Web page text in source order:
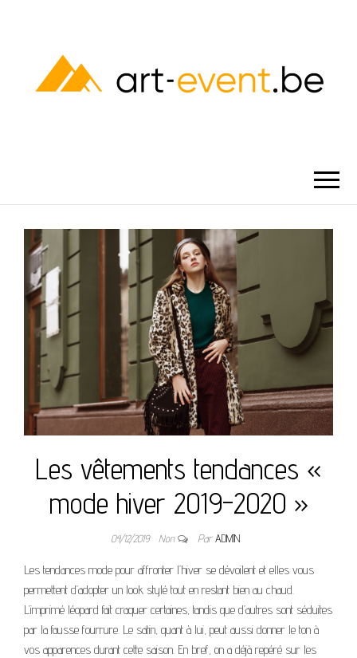
Les vêtements tendances «
mode hiver 2019-2020 »
04/12/2019 Non ParADMIN
Les tendances mode pour affronter l’hiver se dévoilent et elles vous
permettent d’adopter un look stylé tout en restant bien au chaud.
L’imprimé léopard fait craquer certaines, tandis que d’autres sont séduites
par la fausse fourrure. Le satin, quant à lui, peut aussi donner le ton à
vos apparences durant cette saison. En bref, on a déjà repéré sur les